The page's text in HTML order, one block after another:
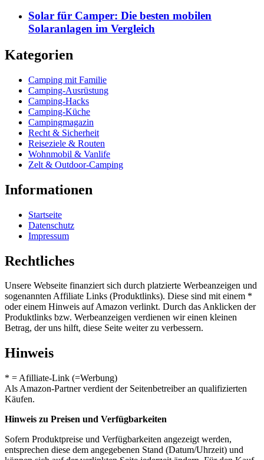
Solar für Camper: Die besten mobilen
Solaranlagen im Vergleich
Kategorien
Camping mit Familie
Camping-Ausrüstung
Camping-Hacks
Camping-Küche
Campingmagazin
Recht & Sicherheit
Reiseziele & Routen
Wohnmobil & Vanlife
Zelt & Outdoor-Camping
Informationen
Startseite
Datenschutz
Impressum
Rechtliches
Unsere Webseite finanziert sich durch platzierte Werbeanzeigen und
sogenannten Affiliate Links (Produktlinks). Diese sind mit einem *
oder einem Hinweis auf Amazon verlinkt. Durch das Anklicken der
Produktlinks bzw. Werbeanzeigen verdienen wir einen kleinen
Betrag, der uns hilft, diese Seite weiter zu verbessern.
Hinweis
* = Afilliate-Link (=Werbung)
Als Amazon-Partner verdient der Seitenbetreiber an qualifizierten
Käufen.
Hinweis zu Preisen und Verfügbarkeiten
Sofern Produktpreise und Verfügbarkeiten angezeigt werden,
entsprechen diese dem angegebenen Stand (Datum/Uhrzeit) und